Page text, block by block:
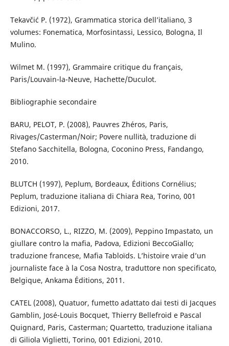
Tekavčić P. (1972), Grammatica storica dell’italiano, 3
volumes: Fonematica, Morfosintassi, Lessico, Bologna, Il
Mulino.
Wilmet M. (1997), Grammaire critique du français,
Paris/Louvain-la-Neuve, Hachette/Duculot.
Bibliographie secondaire
BARU, PELOT, P. (2008), Pauvres Zhéros, Paris,
Rivages/Casterman/Noir; Povere nullità, traduzione di
Stefano Sacchitella, Bologna, Coconino Press, Fandango,
2010.
BLUTCH (1997), Peplum, Bordeaux, Éditions Cornélius;
Peplum, traduzione italiana di Chiara Rea, Torino, 001
Edizioni, 2017.
BONACCORSO, L., RIZZO, M. (2009), Peppino Impastato, un
giullare contro la mafia, Padova, Edizioni BeccoGiallo;
traduzione francese, Mafia Tabloïds. L’histoire vraie d’un
journaliste face à la Cosa Nostra, traduttore non specificato,
Belgique, Ankama Éditions, 2011.
CATEL (2008), Quatuor, fumetto adattato dai testi di Jacques
Gamblin, José-Louis Bocquet, Thierry Bellefroid e Pascal
Quignard, Paris, Casterman; Quartetto, traduzione italiana
di Giliola Viglietti, Torino, 001 Edizioni, 2010.